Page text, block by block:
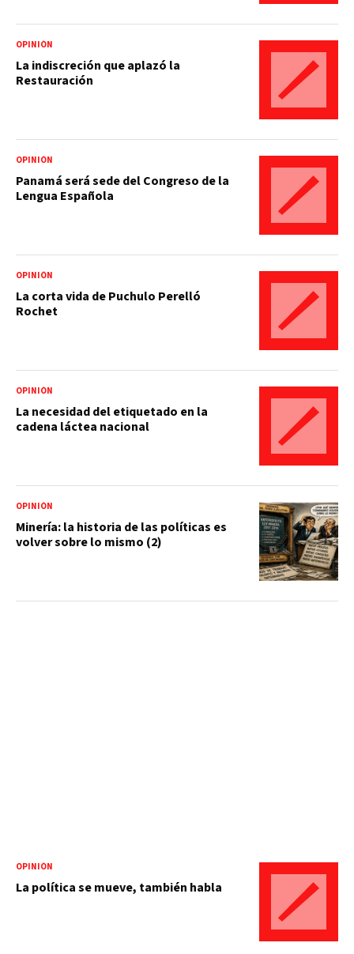
OPINIÓN
La indiscreción que aplazó la
Restauración
OPINIÓN
Panamá será sede del Congreso de la
Lengua Española
OPINIÓN
La corta vida de Puchulo Perelló
Rochet
OPINIÓN
La necesidad del etiquetado en la
cadena láctea nacional
OPINIÓN
Minería: la historia de las políticas es
volver sobre lo mismo (2)
OPINIÓN
La política se mueve, también habla